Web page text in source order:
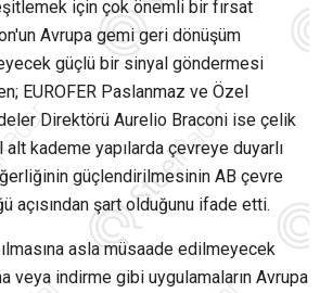
için çok önemli bir fırsat
Avrupa gemi geri dönüşüm
güçlü bir sinyal göndermesi
EUROFER Paslanmaz ve Özel
Direktörü Aurelio Braconi ise çelik
kademe yapılarda çevreye duyarlı
güçlendirilmesinin AB çevre
açısından şart olduğunu ifade etti.
asla müsaade edilmeyecek
veya indirme gibi uygulamaların Avrupa